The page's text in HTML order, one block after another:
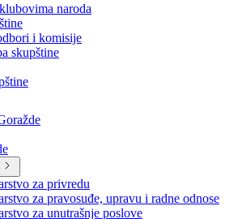
Goražde
naroda
i komisije
skupštine